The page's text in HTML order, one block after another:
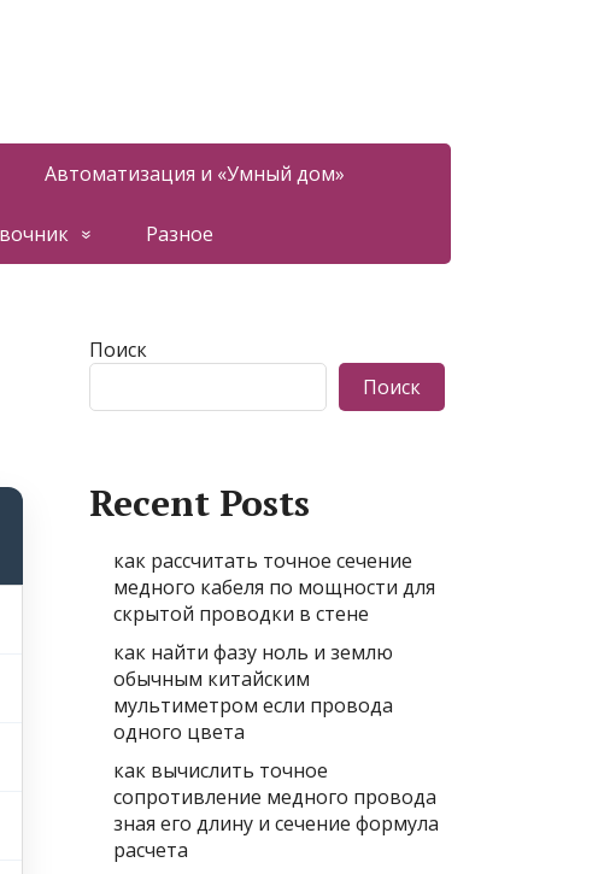
Автоматизация и «Умный дом»
Разное
Поиск
Поиск
Recent Posts
как рассчитать точное сечение
медного кабеля по мощности для
скрытой проводки в стене
как найти фазу ноль и землю
обычным китайским
мультиметром если провода
одного цвета
как вычислить точное
сопротивление медного провода
зная его длину и сечение формула
расчета